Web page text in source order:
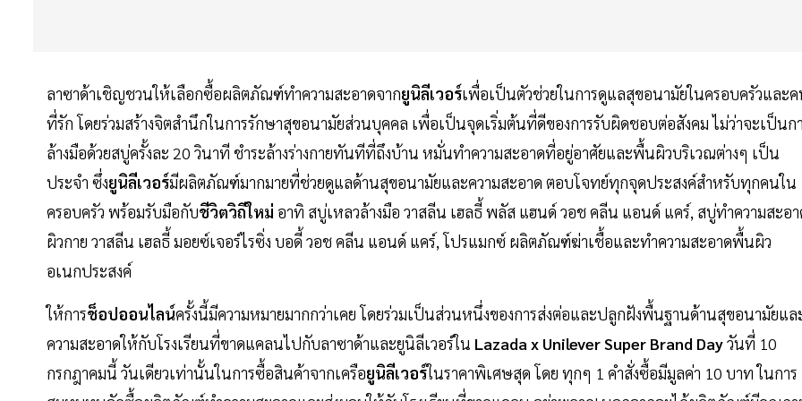
ลาซาด้าเชิญชวนให้เลือกซื้อผลิตภัณฑ์ทำความสะอาดจากยูนิลีเวอร์เพื่อเป็นตัวช่วยในการดูแลสุขอนามัยในครอบครัวและ
ที่รัก โดยร่วมสร้างจิตสำนึกในการรักษาสุขอนามัยส่วนบุคคล เพื่อเป็นจุดเริ่มต้นที่ดีของการรับผิดชอบต่อสังคม ไม่ว่าจะเป็นก
ล้างมือด้วยสบู่ครั้งละ 20 วินาที ชำระล้างร่างกายทันทีที่ถึงบ้าน หมั่นทำความสะอาดที่อยู่อาศัยและพื้นผิวบริเวณต่างๆ เป็น
ประจำ ซึ่งยูนิลีเวอร์มีผลิตภัณฑ์มากมายที่ช่วยดูแลด้านสุขอนามัยและความสะอาด ตอบโจทย์ทุกจุดประสงค์สำหรับทุกคนใน
ครอบครัว พร้อมรับมือกับชีวิตวิถีใหม่ อาทิ สบู่เหลวล้างมือ วาสลีน เฮลธี้ พลัส แฮนด์ วอช คลีน แอนด์ แคร์, สบู่ทำความสะอ
ผิวกาย วาสลีน เฮลธี้ มอยซ์เจอร์ไรซิ่ง บอดี้ วอช คลีน แอนด์ แคร์, โปรแมกซ์ ผลิตภัณฑ์ฆ่าเชื้อและทำความสะอาดพื้นผิว
อเนกประสงค์
ให้การช็อปออนไลน์ครั้งนี้มีความหมายมากกว่าเคย โดยร่วมเป็นส่วนหนึ่งของการส่งต่อและปลูกฝังพื้นฐานด้านสุขอนามัยแล
ความสะอาดให้กับโรงเรียนที่ขาดแคลนไปกับลาซาด้าและยูนิลีเวอร์ใน Lazada x Unilever Super Brand Dayวันที่ 10
กรกฎาคมนี้ วันเดียวเท่านั้นในการซื้อสินค้าจากเครือยูนิลีเวอร์ในราคาพิเศษสุด โดย ทุกๆ 1 คำสั่งซื้อมีมูลค่า 10 บาท ในการ